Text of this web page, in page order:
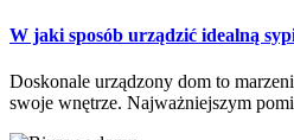
W jaki sposób urządzić idealną
Doskonale urządzony dom to
swoje wnętrze. Najważniejszym